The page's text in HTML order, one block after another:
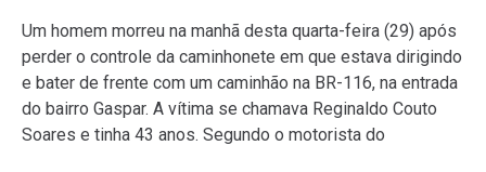
Um homem morreu na manhã desta quarta-feira (29) após
perder o controle da caminhonete em que estava dirigindo
e bater de frente com um caminhão na BR-116, na entrada
do bairro Gaspar. A vítima se chamava Reginaldo Couto
Soares e tinha 43 anos. Segundo o motorista do